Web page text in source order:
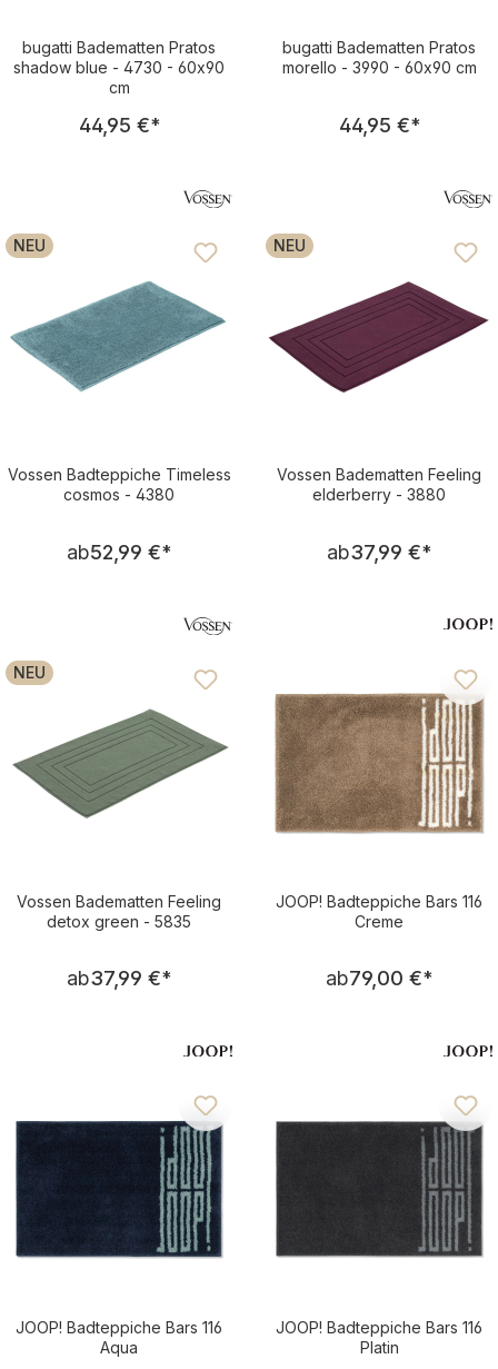
bugatti Badematten Pratos
shadow blue - 4730 - 60x90
cm
Regulärer Preis:
44,95 €*
bugatti Badematten Pratos
morello - 3990 - 60x90 cm
Regulärer
44,95 €*
NEU
Vossen Badteppiche Timeless
cosmos - 4380
Regulärer Preis:
ab52,99 €*
NEU
Vossen Badematten Feeling
elderberry - 3880
Regulärer
ab37,99 €*
NEU
Vossen Badematten Feeling
detox green - 5835
Regulärer Preis:
ab37,99 €*
JOOP! Badteppiche Bars 116
Creme
Regulärer
ab79,00 €*
JOOP! Badteppiche Bars 116
Aqua
JOOP! Badteppiche Bars 116
Platin